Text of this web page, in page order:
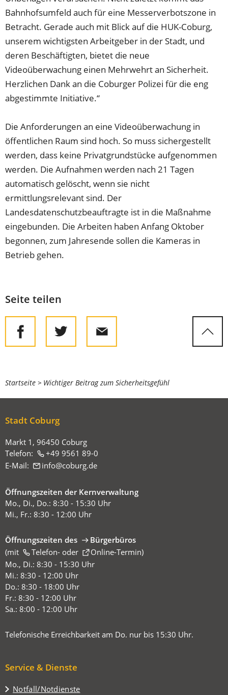
Bahnhofsumfeld auch für eine Messerverbotszone in
Betracht. Gerade auch mit Blick auf die HUK-Coburg,
unserem wichtigsten Arbeitgeber in der Stadt, und
deren Beschäftigten, bietet die neue
Videoüberwachung einen Mehrwehrt an Sicherheit.
Herzlichen Dank an die Coburger Polizei für die eng
abgestimmte Initiative.“
Die Anforderungen an eine Videoüberwachung in
öffentlichen Raum sind hoch. So muss sichergestellt
werden, dass keine Privatgrundstücke aufgenommen
werden. Die Aufnahmen werden nach 21 Tagen
automatisch gelöscht, wenn sie nicht
ermittlungsrelevant sind. Der
Landesdatenschutzbeauftragte ist in die Maßnahme
eingebunden. Die Arbeiten haben Anfang Oktober
begonnen, zum Jahresende sollen die Kameras in
Betrieb gehen.
Seite teilen
Sie
befinden
sich
Startseite Wichtiger Beitrag zum Sicherheitsgefühl
Stadt Coburg
Markt 1, 96450 Coburg
Telefon:
+49 9561 89-0
E-Mail:
info coburg de
Öffnungszeiten der Kernverwaltung
Mo., Di., Do.: 8:30 - 15:30 Uhr
Mi., Fr.: 8:30 - 12:00 Uhr
Öffnungszeiten des
Bürgerbüros
(mit
Telefon-oder Online-Termin
(Öffnet
in
einem
neuen
Tab)
)
Mo., Di.: 8:30 - 15:30 Uhr
Mi.: 8:30 - 12:00 Uhr
Do.: 8:30 - 18:00 Uhr
Fr.: 8:30 - 12:00 Uhr
Sa.: 8:00 - 12:00 Uhr
Telefonische Erreichbarkeit am Do. nur bis 15:30 Uhr.
Service & Dienste
Notfall/Notdienste